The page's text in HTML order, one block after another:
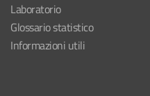
Laboratorio
Glossario statistico
Informazioni utili